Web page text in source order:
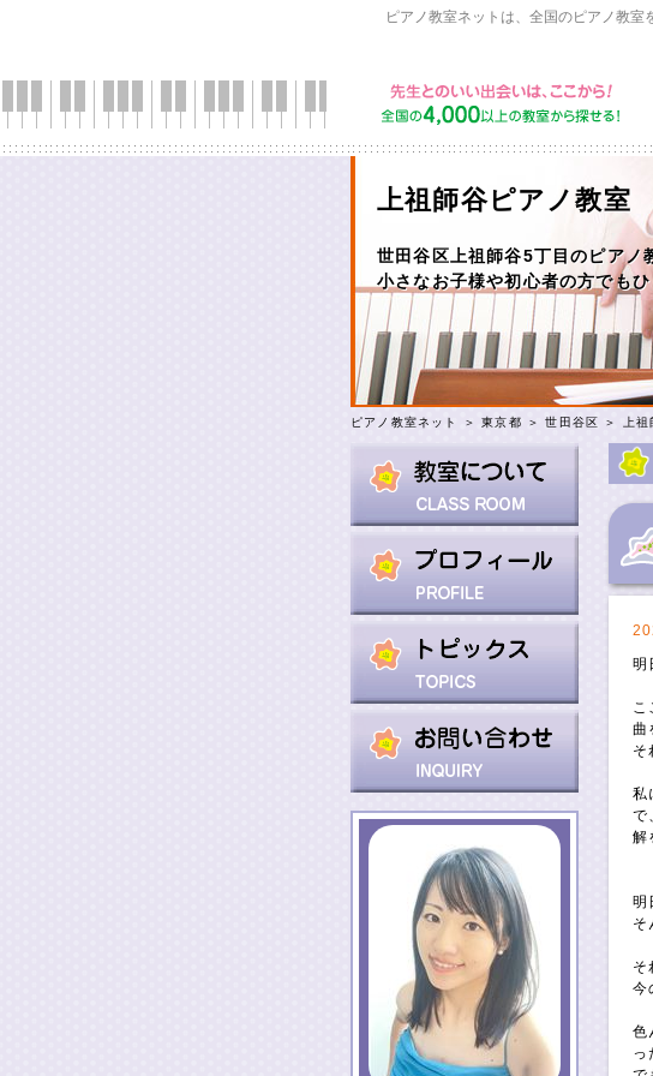
ピアノ教室ネットは、全国のピアノ教
上祖師谷ピアノ教室
世田谷区上祖師谷5丁目のピアノ
小さなお子様や初心者の方でも
ピアノ教室ネット ＞東京都 ＞世田谷区 ＞ 上
明
こ
曲
そ
私
で
解
明
そ
そ
今
色
っ